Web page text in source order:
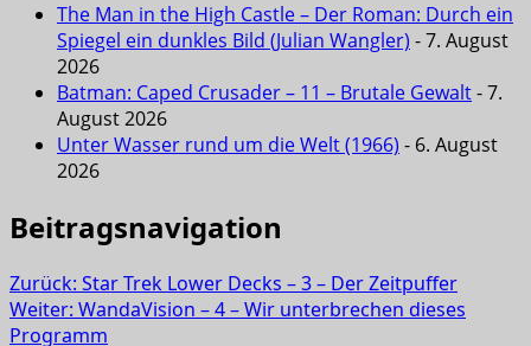
The Man in the High Castle – Der Roman: Durch ein
Spiegel ein dunkles Bild (Julian Wangler) - 7. August
2026
Batman: Caped Crusader – 11 – Brutale Gewalt- 7.
August 2026
Unter Wasser rund um die Welt (1966) - 6. August
2026
Beitragsnavigation
Zurück: Star Trek Lower Decks – 3 – Der Zeitpuffer
Weiter: WandaVision – 4 – Wir unterbrechen dieses
Programm